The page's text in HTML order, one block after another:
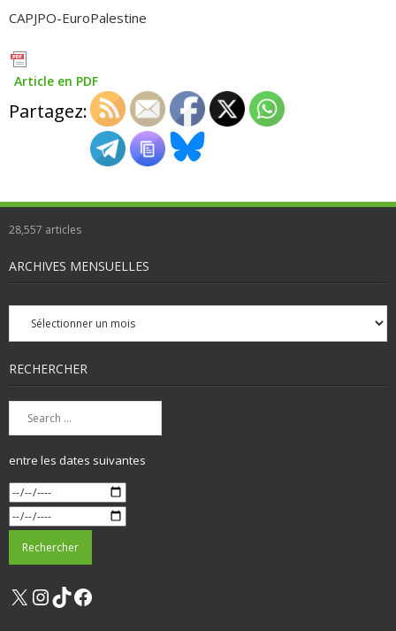
CAPJPO-EuroPalestine
Article en PDF
Partagez:
28,557 articles
ARCHIVES MENSUELLES
Archives
mensuelles
RECHERCHER
entre les dates suivantes
X Instagram
TikTok